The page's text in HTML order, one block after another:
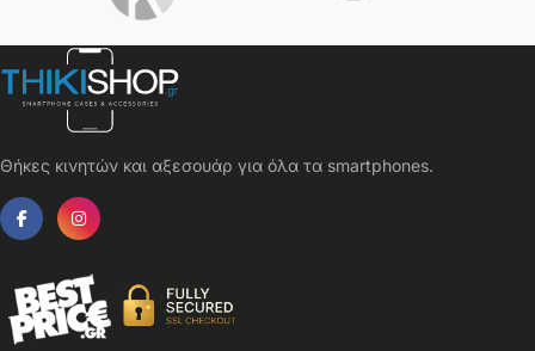
Θήκες κινητών και αξεσουάρ για όλα τα smartphones.